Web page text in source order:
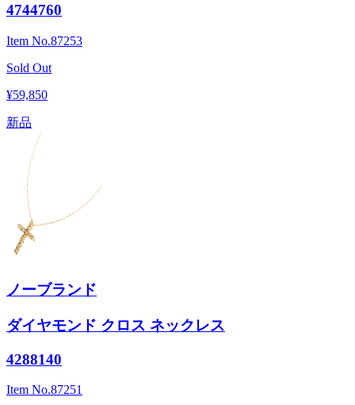
4744760
Item No.87253
Sold Out
¥59,850
新品
ノーブランド
ダイヤモンド クロス ネックレス
4288140
Item No.87251